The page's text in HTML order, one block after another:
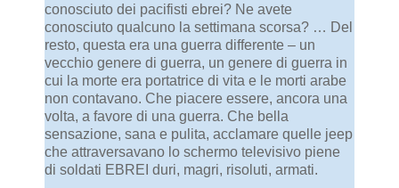
conosciuto dei pacifisti ebrei? Ne avete
conosciuto qualcuno la settimana scorsa? … Del
resto, questa era una guerra differente – un
vecchio genere di guerra, un genere di guerra in
cui la morte era portatrice di vita e le morti arabe
non contavano. Che piacere essere, ancora una
volta, a favore di una guerra. Che bella
sensazione, sana e pulita, acclamare quelle jeep
che attraversavano lo schermo televisivo piene
di soldati EBREI duri, magri, risoluti, armati.